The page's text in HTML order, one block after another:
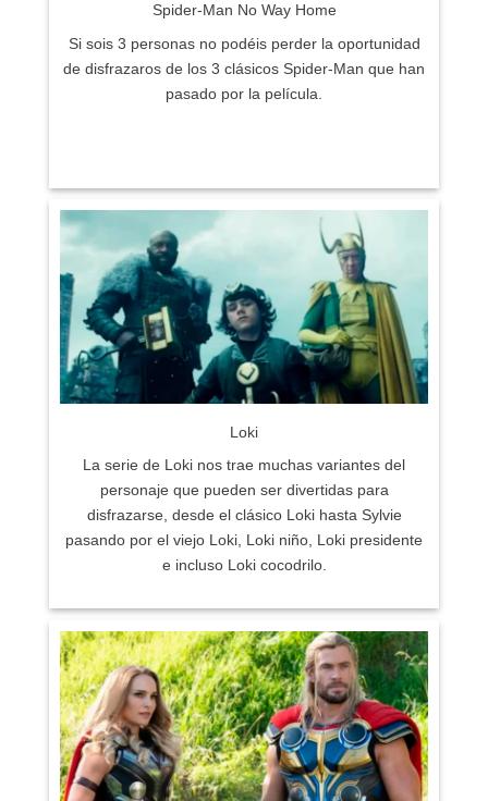
Spider-Man No Way Home
Si sois 3 personas no podéis perder la oportunidad
de disfrazaros de los 3 clásicos Spider-Man que han
pasado por la película.
Loki
La serie de Loki nos trae muchas variantes del
personaje que pueden ser divertidas para
disfrazarse, desde el clásico Loki hasta Sylvie
pasando por el viejo Loki, Loki niño, Loki presidente
e incluso Loki cocodrilo.